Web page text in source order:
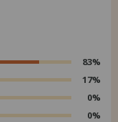
83%
17%
0%
0%